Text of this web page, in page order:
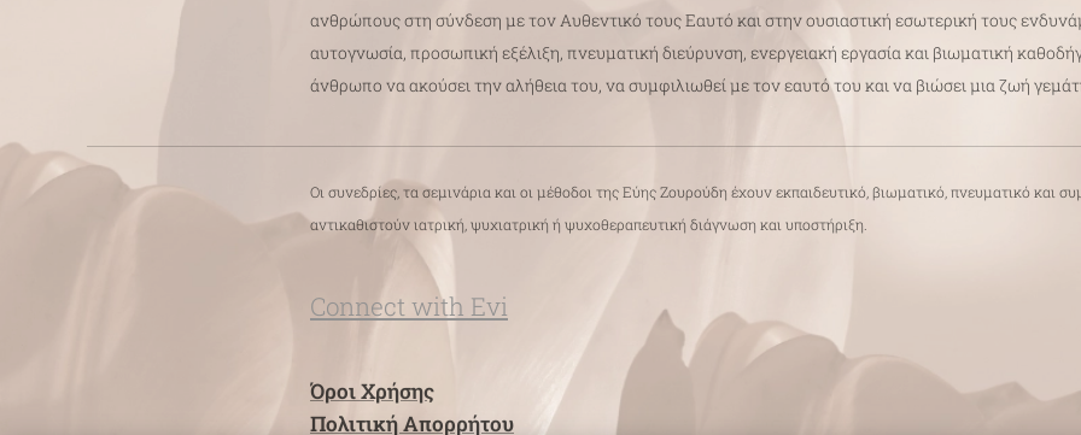
ανθρώπους στη σύνδεση με τον Αυθεντικό τους Εαυτό και στην ουσιαστική εσωτερική τους
αυτογνωσία, προσωπική εξέλιξη, πνευματική διεύρυνση, ενεργειακή εργασία και βιωματική
άνθρωπο να ακούσει την αλήθεια του, να συμφιλιωθεί με τον εαυτό του και να βιώσει μια ζωή
Οι συνεδρίες, τα σεμινάρια και οι μέθοδοι της Εύης Ζουρούδη έχουν εκπαιδευτικό, βιωματικό, πνευματικό και
αντικαθιστούν ιατρική, ψυχιατρική ή ψυχοθεραπευτική διάγνωση και υποστήριξη.
Connect with Evi
Όροι Χρήσης
Πολιτική Απορρήτου